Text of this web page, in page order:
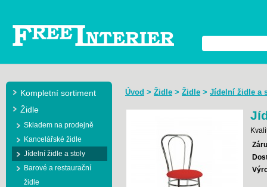
Kompletní sortiment
Židle
Skladem na prodejně
Kancelářské židle
Jídelní židle a stoly
Barové a restaurační
židle
Úvod > Židle > Židle > Jídelní židle a